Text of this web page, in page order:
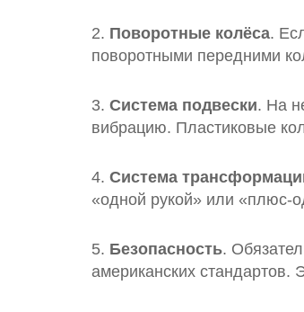
2. Поворотные колёса.
поворотными передними
3. Система подвески. На
вибрацию. Пластиковые
4. Система
«одной рукой» или
5. Безопасность.
американских стандартов.